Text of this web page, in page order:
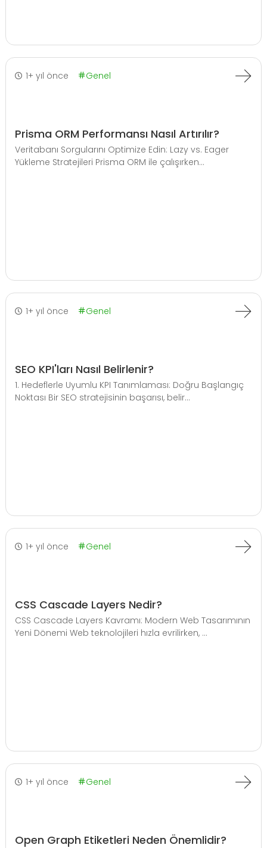
1+ yıl önce Genel
Prisma ORM Performansı Nasıl Artırılır?
Veritabanı Sorgularını Optimize Edin: Lazy vs. Eager
Yükleme Stratejileri Prisma ORM ile çalışırken...
1+ yıl önce Genel
SEO KPI'ları Nasıl Belirlenir?
1. Hedeflerle Uyumlu KPI Tanımlaması: Doğru Başlangıç
Noktası Bir SEO stratejisinin başarısı, belir...
1+ yıl önce Genel
CSS Cascade Layers Nedir?
CSS Cascade Layers Kavramı: Modern Web Tasarımının
Yeni Dönemi Web teknolojileri hızla evrilirken, ...
1+ yıl önce Genel
Open Graph Etiketleri Neden Önemlidir?